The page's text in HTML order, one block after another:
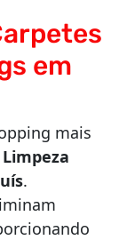
em
mais
Limpeza
.